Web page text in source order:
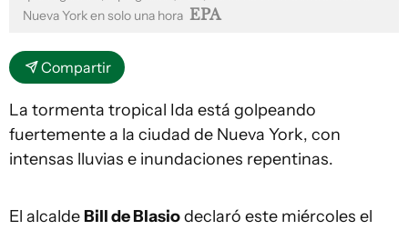
Nueva York en solo una hora EPA
Compartir
La tormenta tropical Ida está golpeando
fuertemente a la ciudad de Nueva York, con
intensas lluvias e inundaciones repentinas.
El alcalde Bill de Blasiodeclaró este miércoles el